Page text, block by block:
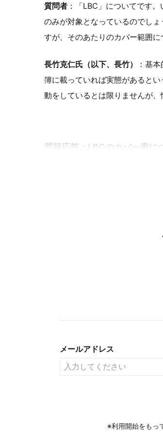
質問者：「LBC」についてです
のみが対象となっているのでし
すが、そのあたりのカバー範囲に
長竹克仁氏（以下、長竹）
：基
簿に載っていれば実態があると
動をしているとは限りませんが
質疑応答：LBCのカバー率に
メールアドレス
※利用開始をもっ